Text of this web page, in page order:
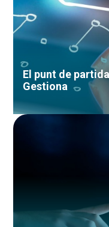
El punt de
Gestiona